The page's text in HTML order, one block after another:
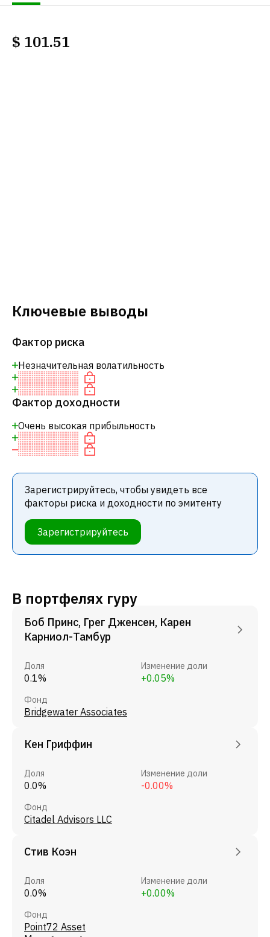
$ 101.51
Ключевые выводы
Фактор риска
Незначительная волатильность
Фактор доходности
Очень высокая прибыльность
Зарегистрируйтесь, чтобы увидеть все
факторы риска и доходности по эмитенту
Зарегистрируйтесь
В портфелях гуру
Боб Принс, Грег Дженсен, Карен
Карниол-Тамбур
Доля
0.1%
Изменение доли
+0.05%
Фонд
Bridgewater Associates
Кен Гриффин
Доля
0.0%
Изменение доли
-0.00%
Фонд
Citadel Advisors LLC
Стив Коэн
Доля
0.0%
Изменение доли
+0.00%
Фонд
Point72 Asset